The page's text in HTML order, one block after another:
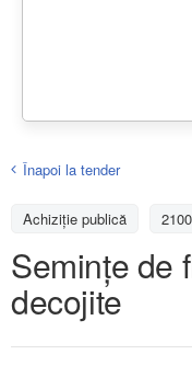
Înapoi la tender
Achiziţie publică
Seminţe de
decojite